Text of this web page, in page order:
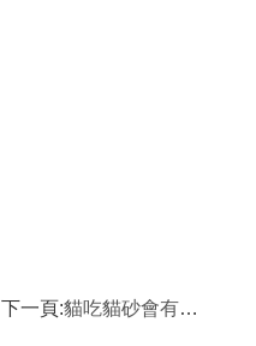
下一頁:貓吃貓砂會有什麼危害